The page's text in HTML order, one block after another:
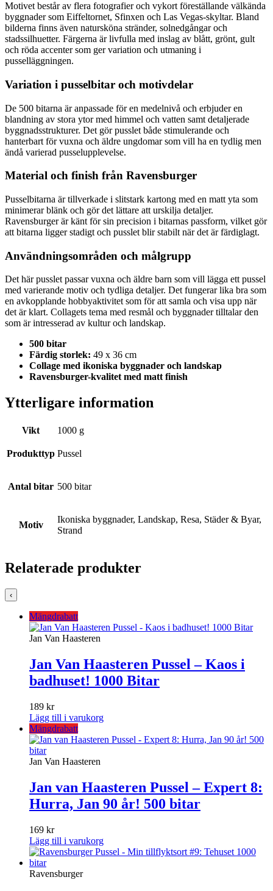
Motivet består av flera fotografier och vykort föreställande välkända
byggnader som Eiffeltornet, Sfinxen och Las Vegas-skyltar. Bland
bilderna finns även natursköna stränder, solnedgångar och
stadssilhuetter. Färgerna är livfulla med inslag av blått, grönt, gult
och röda accenter som ger variation och utmaning i
pusselläggningen.
Variation i pusselbitar och motivdelar
De 500 bitarna är anpassade för en medelnivå och erbjuder en
blandning av stora ytor med himmel och vatten samt detaljerade
byggnadsstrukturer. Det gör pusslet både stimulerande och
hanterbart för vuxna och äldre ungdomar som vill ha en tydlig men
ändå varierad pusselupplevelse.
Material och finish från Ravensburger
Pusselbitarna är tillverkade i slitstark kartong med en matt yta som
minimerar blänk och gör det lättare att urskilja detaljer.
Ravensburger är känt för sin precision i bitarnas passform, vilket gör
att bitarna ligger stadigt och pusslet blir stabilt när det är färdiglagt.
Användningsområden och målgrupp
Det här pusslet passar vuxna och äldre barn som vill lägga ett pussel
med varierande motiv och tydliga detaljer. Det fungerar lika bra som
en avkopplande hobbyaktivitet som för att samla och visa upp när
det är klart. Collagets tema med resmål och byggnader tilltalar den
som är intresserad av kultur och landskap.
500 bitar
Färdig storlek: 49 x 36 cm
Collage med ikoniska byggnader och landskap
Ravensburger-kvalitet med matt finish
Ytterligare information
Vikt 1000 g
Produkttyp Pussel
Antal bitar 500 bitar
Motiv
Ikoniska byggnader, Landskap, Resa, Städer & Byar,
Strand
Relaterade produkter
‹
Mängdrabatt
Jan Van Haasteren
Jan Van Haasteren Pussel – Kaos i
badhuset! 1000 Bitar
189 kr
Lägg till i varukorg
Mängdrabatt
Jan Van Haasteren
Jan van Haasteren Pussel – Expert 8:
Hurra, Jan 90 år! 500 bitar
169 kr
Lägg till i varukorg
Ravensburger